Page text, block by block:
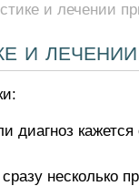
и лечении
и
несколько